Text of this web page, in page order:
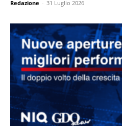
Redazione - 31 Luglio 2026